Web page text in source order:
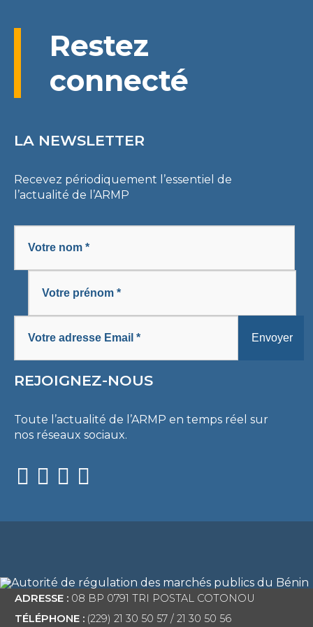
Restez
connecté
LA NEWSLETTER
Recevez périodiquement l’essentiel de
l’actualité de l’ARMP
REJOIGNEZ-NOUS
Toute l’actualité de l’ARMP en temps réel sur
nos réseaux sociaux.
ADRESSE :08 BP 0791 TRI POSTAL COTONOU
TÉLÉPHONE :(229) 21 30 50 57 / 21 30 50 56